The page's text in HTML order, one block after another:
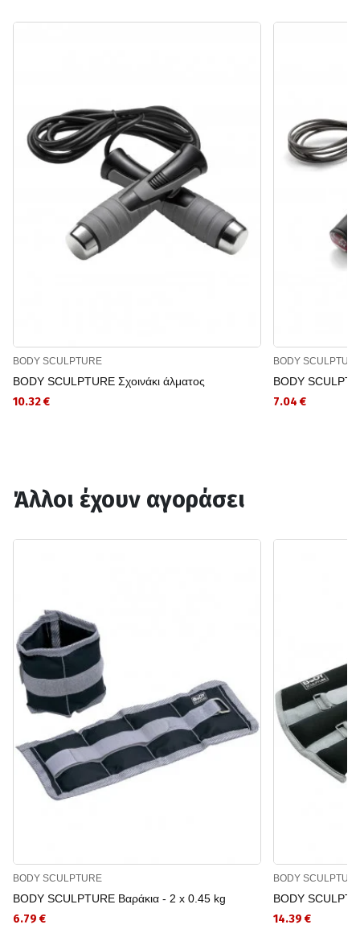
BODY SCULPTURE
BODY SCULPTURE Σχοινάκι άλματος
10.32 €
BODY
BODY
7.04 €
Άλλοι έχουν αγοράσει
BODY SCULPTURE
BODY SCULPTURE Βαράκια - 2 x 0.45 kg
6.79 €
BODY
BODY
14.39 €